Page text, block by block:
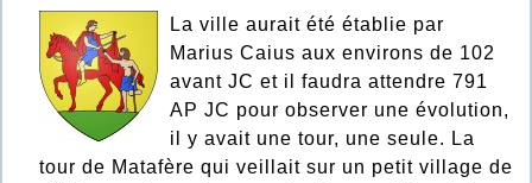
La ville aurait été établie par
Marius Caius aux environs de 102
avant JC et il faudra attendre 791
AP JC pour observer une évolution,
il y avait une tour, une seule. La
tour de Matafère qui veillait sur un petit village de